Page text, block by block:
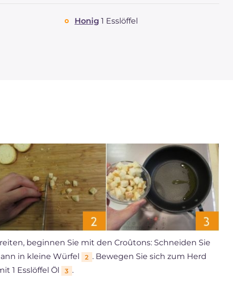
Natrium
Honig 1 Esslöffel
beginnen Sie mit den Croûtons: Schneiden Sie
in kleine Würfel 2 . Bewegen Sie sich zum Herd
1 Esslöffel Öl
3 .